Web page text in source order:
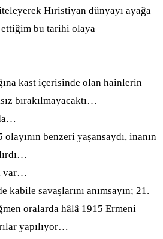
Hıristiyan dünyayı ayağa
ettiğim bu tarihi olaya
kast içerisinde olan hainlerin
bırakılmayacaktı…
benzeri yaşansaydı, inanın
var…
savaşlarını anımsayın; 21.
oralarda hâlâ 1915 Ermeni
yapılıyor…